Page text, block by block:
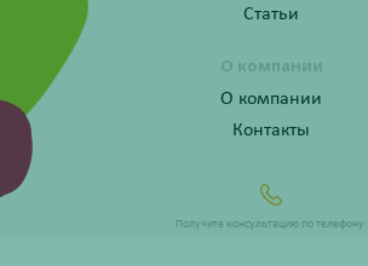
Статьи
О компании
О компании
Контакты
Получите консультацию по телефону: